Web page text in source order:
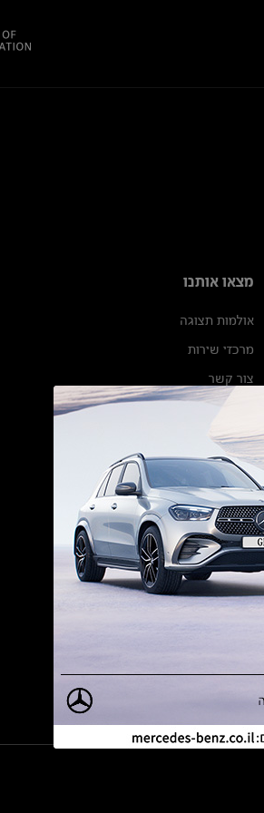
מצאו אותנו
אולמות תצוגה
מרכזי שירות
צור קשר